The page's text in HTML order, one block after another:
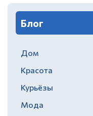
Блог
Дом
Красота
Курьёзы
Мода